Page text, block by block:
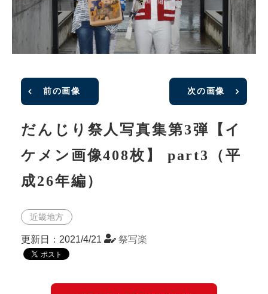
前の画像 次の画像
だんじり祭人写真集第3弾【イ
ケメン画像408枚】 part3（平
成26年編）
近畿地方
更新日：2021/4/21 祭写楽